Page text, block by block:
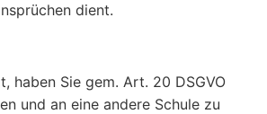
dient.
haben Sie gem. Art. 20 DSGVO
und an eine andere Schule zu